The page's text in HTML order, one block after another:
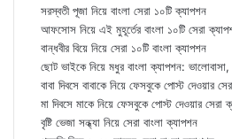
সরস্বতী পূজা নিয়ে বাংলা সেরা ১০টি ক্যাপশন
আফসোস নিয়ে এই মুহূর্তের বাংলা ১০টি সেরা
বান্ধবীর বিয়ে নিয়ে সেরা ১০টি বাংলা ক্যাপশন
ছোট ভাইকে নিয়ে মধুর বাংলা ক্যাপশন:
বাবা দিবসে বাবাকে নিয়ে ফেসবুকে পোস্ট দেওয়ার
মা দিবসে মাকে নিয়ে ফেসবুকে পোস্ট দেওয়ার সেরা
বৃষ্টি ভেজা সন্ধ্যা নিয়ে সেরা বাংলা ক্যাপশন